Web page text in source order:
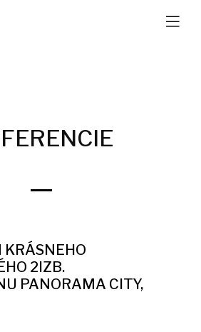
KRÁSNEHO
2IZB.
PANORAMA CITY,